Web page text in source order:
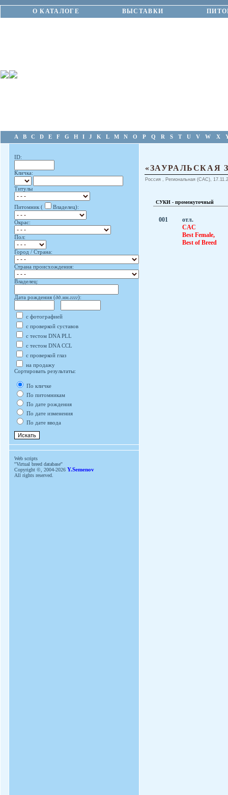
О КАТАЛОГЕ ВЫСТАВКИ
A B C D E F G H I J K L M N O P Q R S T U V W X
ID:
Кличка:
Титулы
Питомник ( Владелец):
Окрас:
Пол:
Город / Страна:
Страна происхождения:
Владелец:
Дата рождения (дд.мм.гггг):
с фотографией
с проверкой суставов
с тестом DNA PLL
с тестом DNA CCL
с проверкой глаз
на продажу
Сортировать результаты:
По кличке
По питомникам
По дате рождения
По дате изменения
По дате ввода
Web scripts
''Virtual breed database''
Copyright ©, 2004-2026 Y.Semenov
All rights reserved.
«ЗАУРАЛЬСКАЯ
Россия , Региональная (CAC),
СУКИ - промежуточный
001
отл.
CAC
Best Female,
Best of Breed